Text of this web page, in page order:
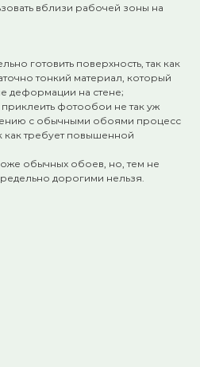
вблизи рабочей зоны на
готовить поверхность, так как
тонкий материал, который
деформации на стене;
фотообои не так уж
с обычными обоями процесс
как требует повышенной
обычных обоев, но, тем не
дорогими нельзя.